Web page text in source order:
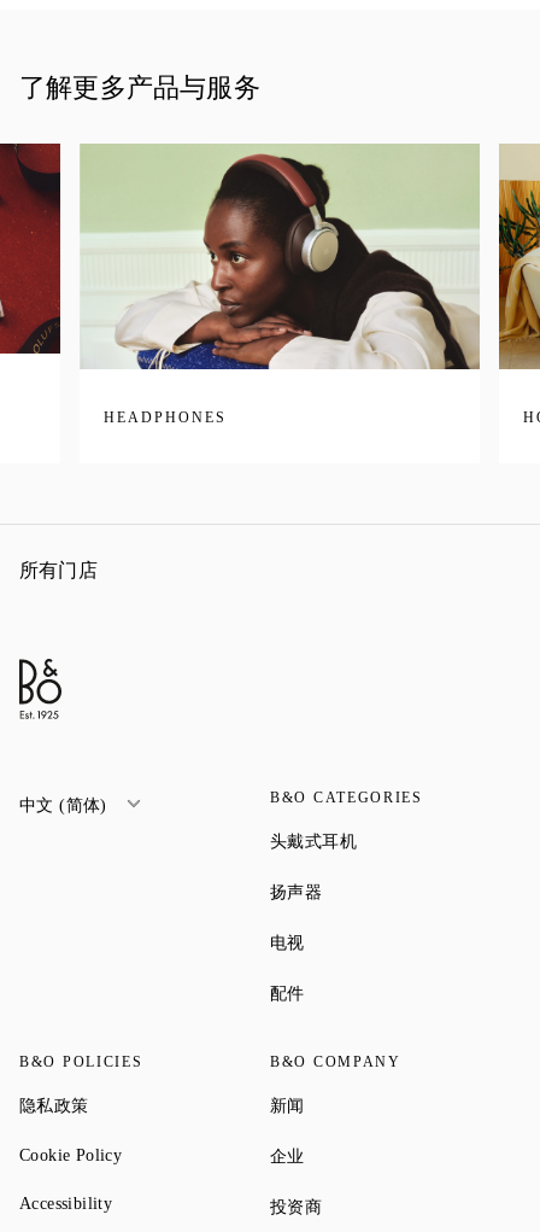
了解更多产品与服务
HEADPHONES
所有门店
中文 (简体) B&O CATEGORIES
头戴式耳机
扬声器
电视
配件Link Opens in New Tab
B&O POLICIES
隐私政策Link Opens in New Tab
Cookie PolicyLink Opens in New Tab
AccessibilityLink Opens in New Tab
B&O COMPANY
新闻
企业
投资商Link Opens in New Tab